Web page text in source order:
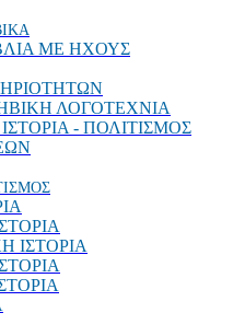
ΜΕ ΗΧΟΥΣ
ΛΟΓΟΤΕΧΝΙΑ
- ΠΟΛΙΤΙΣΜΟΣ
ΙΣΤΟΡΙΑ